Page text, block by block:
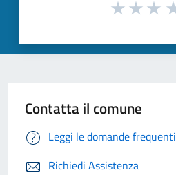
Contatta il comune
Leggi le domande frequenti
Richiedi Assistenza